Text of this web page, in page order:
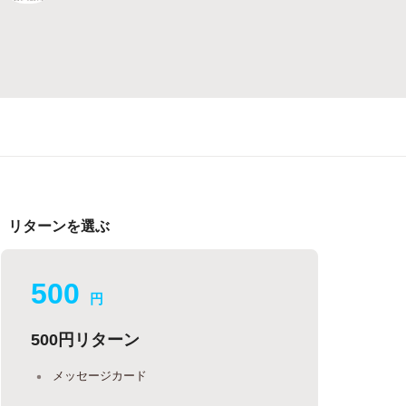
リターンを選ぶ
500 円
500円リターン
メッセージカード